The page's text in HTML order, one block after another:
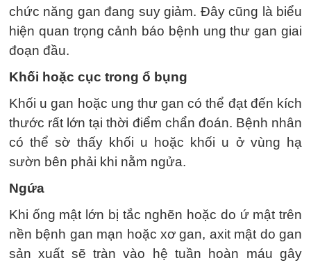
chức năng gan đang suy giảm. Đây cũng là biểu
hiện quan trọng cảnh báo bệnh ung thư gan giai
đoạn đầu.
Khối hoặc cục trong ổ bụng
Khối u gan hoặc ung thư gan có thể đạt đến kích
thước rất lớn tại thời điểm chẩn đoán. Bệnh nhân
có thể sờ thấy khối u hoặc khối u ở vùng hạ
sườn bên phải khi nằm ngửa.
Ngứa
Khi ống mật lớn bị tắc nghẽn hoặc do ứ mật trên
nền bệnh gan mạn hoặc xơ gan, axit mật do gan
sản xuất sẽ tràn vào hệ tuần hoàn máu gây